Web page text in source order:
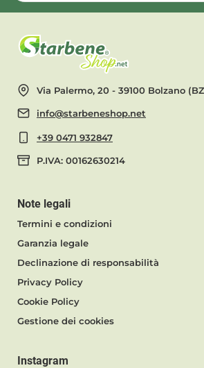
Via Palermo, 20 - 39100 Bolzano
info@starbeneshop.net
+39 0471 932847
P.IVA: 00162630214
Note legali
Termini e condizioni
Garanzia legale
Declinazione di responsabilità
Privacy Policy
Cookie Policy
Gestione dei cookies
Instagram